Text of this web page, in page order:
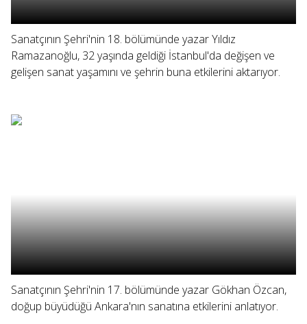
Sanatçının Şehri'nin 18. bölümünde yazar Yıldız
Ramazanoğlu, 32 yaşında geldiği İstanbul'da değişen ve
gelişen sanat yaşamını ve şehrin buna etkilerini aktarıyor.
Sanatçının Şehri'nin 17. bölümünde yazar Gökhan Özcan,
doğup büyüdüğü Ankara'nın sanatına etkilerini anlatıyor.